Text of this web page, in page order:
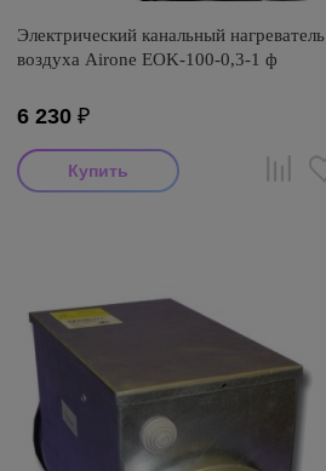
Электрический канальный нагреватель
воздуха Airone EOK-100-0,3-1 ф
6 230₽